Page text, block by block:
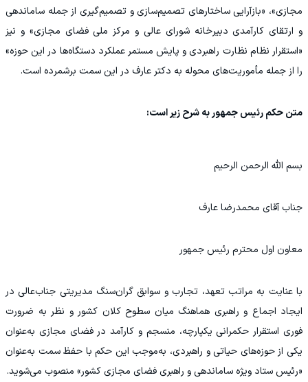
مجازی»، «بازآرایی ساختارهای تصمیم‌سازی و تصمیم‌گیری از جمله ساماندهی
و ارتقای کارآمدی دبیرخانه شورای عالی و مرکز ملی فضای مجازی» و نیز
«استقرار نظام نظارت راهبردی و پایش مستمر عملکرد دستگاه‌ها در این حوزه»
را از جمله مأموریت‌های محوله به دکتر عارف در این سمت برشمرده است.
متن حکم رئیس جمهور به شرح زیر است:
بسم الله الرحمن الرحیم
جناب آقای محمدرضا عارف
معاون اول محترم رئیس جمهور
با عنایت به مراتب تعهد، تجارب و سوابق گران‌سنگ مدیریتی جناب‌عالی در
ایجاد اجماع و راهبری هماهنگ میان سطوح کلان کشور و نظر به ضرورت
فوری استقرار حکمرانی یکپارچه، منسجم و کارآمد در فضای مجازی به‌عنوان
یکی از حوزه‌های حیاتی و راهبردی، به‌موجب این حکم با حفظ سمت به‌عنوان
«رئیس ستاد ویژه ساماندهی و راهبری فضای مجازی کشور» منصوب می‌شوید.